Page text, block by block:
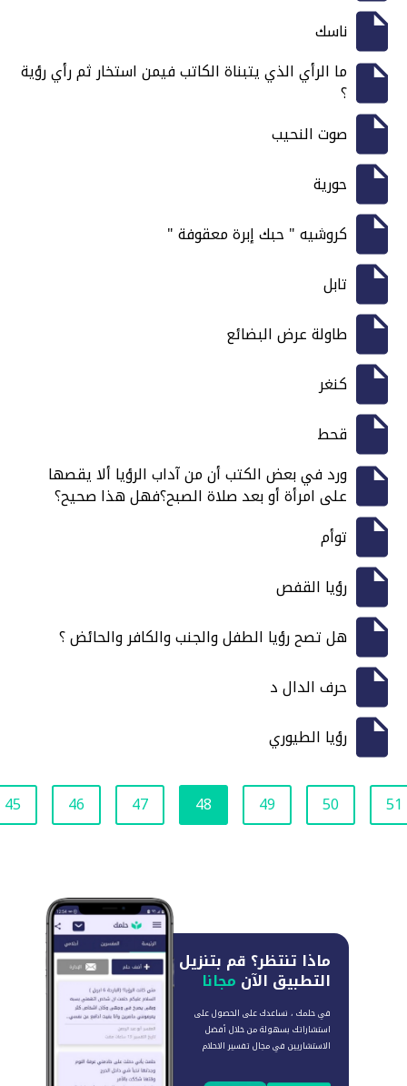
ناسك
ما الرأي الذي يتبناة الكاتب فيمن استخار ثم رأي رؤية
؟
صوت النحيب
حورية
كروشيه " حبك إبرة معقوفة "
تابل
طاولة عرض البضائع
كنغر
قحط
ورد في بعض الكتب أن من آداب الرؤيا ألا يقصها
على امرأة أو بعد صلاة الصبح؟فهل هذا صحيح؟
توأم
رؤيا القفص
هل تصح رؤيا الطفل والجنب والكافر والحائض ؟
حرف الدال د
رؤيا الطيوري
45 46 47 48 49 50 51
ماذا تنتظر؟ قم بتنزيل
التطبيق الآن مجانا
في حلمك ، نساعدك على الحصول على
استشاراتك بسهولة من خلال أفضل
الاستشاريين في مجال تفسير الاحلام